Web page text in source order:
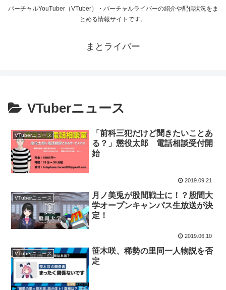
バーチャルYouTuber（VTuber）・バーチャルライバーの紹介や配信状況をま
とめる情報サイトです。
まとライバー
VTuberニュース
VTuberニュース
「前科三犯だけど聞きたいことあ
る？」懲役太郎 電話相談受付開
始
2019.09.21
VTuberニュース
月ノ美兎が股間戦士に！？股間大
学オープンキャンパス生放送が決
定！
2019.06.10
VTuberニュース
笹木咲、稀勢の里同一人物説を否
定